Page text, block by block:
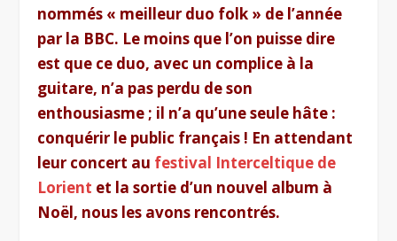
nommés « meilleur duo folk » de l’année
par la BBC. Le moins que l’on puisse dire
est que ce duo, avec un complice à la
guitare, n’a pas perdu de son
enthousiasme ; il n’a qu’une seule hâte :
conquérir le public français ! En attendant
leur concert au festival Interceltique de
Lorient et la sortie d’un nouvel album à
Noël, nous les avons rencontrés.